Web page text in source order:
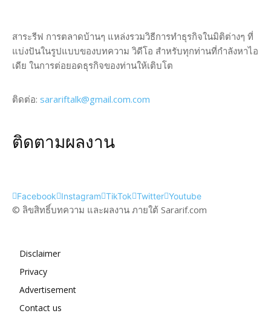
สาระรีฟ การตลาดบ้านๆ แหล่งรวมวิธีการทำธุรกิจในมิติต่างๆ ที่
แบ่งปันในรูปแบบของบทความ วิดีโอ สำหรับทุกท่านที่กำลังหาไอ
เดีย ในการต่อยอดธุรกิจของท่านให้เติบโต
ติดต่อ: sarariftalk@gmail.com.com
ติดตามผลงาน
Facebook Instagram TikTok Twitter Youtube
© ลิขสิทธิ์บทความ และผลงาน ภายใต้ Sararif.com
Disclaimer
Privacy
Advertisement
Contact us